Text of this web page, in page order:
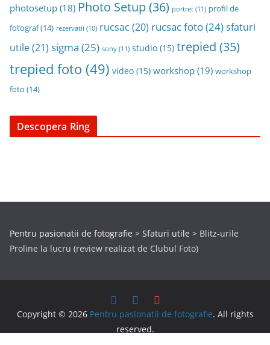
photosetup (18) Photo Setup(36) portret (11) profil de
fotograf(14) rezervatii (10) rucsac (20) rucsac foto(24)sfaturi
utile(21) sigma (25) sony (11) studio (15) trepied (35)
trepied foto (49) video (15) workshop (19) workshop
foto (14)
Descopera Ring
Pentru pasionatii de fotografie > Sfaturi utile > Blitz-urile
Proline la lucru (review realizat de Clubul Foto)
Copyright © 2026 Pentru pasionatii de fotografie. All rights
reserved.